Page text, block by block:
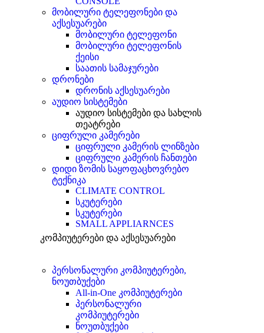
მობილური ტელეფონები და
აქსესუარები
მობილური ტელეფონი
მობილური ტელეფონის
ქეისი
საათის სამაჯურები
დრონები
დრონის აქსესუარები
აუდიო სისტემები
აუდიო სისტემები და სახლის
თეატრები
ციფრული კამერები
ციფრული კამერის ლინზები
ციფრული კამერის ჩანთები
დიდი ზომის საყოფაცხოვრებო
ტექნიკა
CLIMATE CONTROL
სკუტერები
სკუტერები
SMALL APPLIARNCES
კომპიუტერები და აქსესუარები
პერსონალური კომპიუტერები,
ნოუთბუქები
All-in-One კომპიუტერები
პერსონალური
კომპიუტერები
ნოუთბუქები